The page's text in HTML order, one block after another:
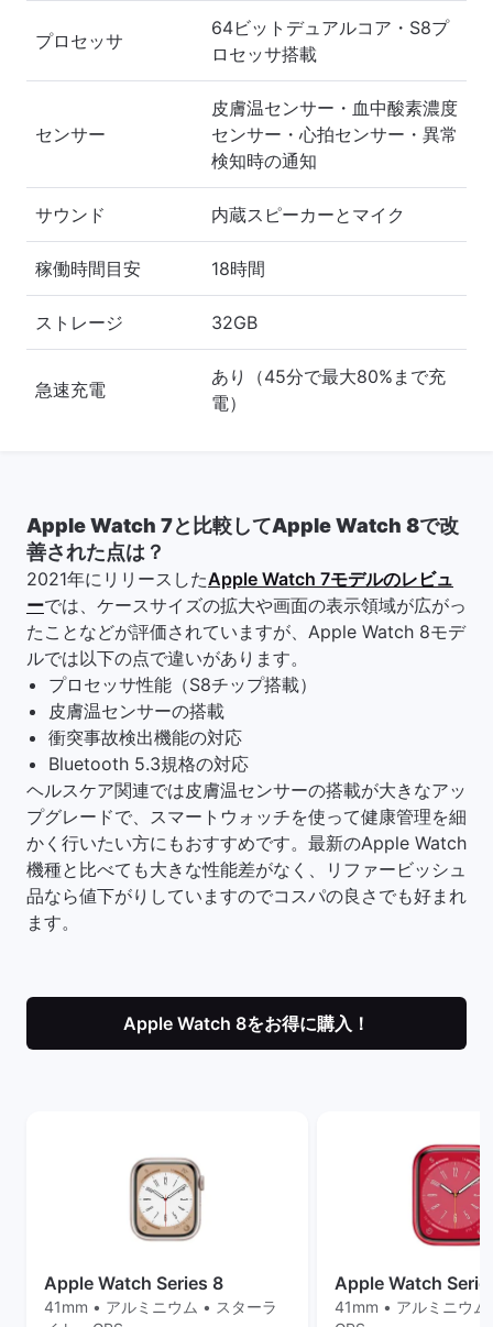
プロセッサ
64ビットデュアルコア・S8プ
ロセッサ搭載
センサー
皮膚温センサー・血中酸素濃度
センサー・心拍センサー・異常
検知時の通知
サウンド 内蔵スピーカーとマイク
稼働時間目安 18時間
ストレージ 32GB
急速充電
あり（45分で最大80%まで充
電）
Apple Watch 7と比較してApple Watch 8で改
善された点は？
2021年にリリースしたApple Watch 7モデルのレビュ
ーでは、ケースサイズの拡大や画面の表示領域が広がっ
たことなどが評価されていますが、Apple Watch 8モデ
ルでは以下の点で違いがあります。
プロセッサ性能（S8チップ搭載）
皮膚温センサーの搭載
衝突事故検出機能の対応
Bluetooth 5.3規格の対応
ヘルスケア関連では皮膚温センサーの搭載が大きなアッ
プグレードで、スマートウォッチを使って健康管理を細
かく行いたい方にもおすすめです。最新のApple Watch
機種と比べても大きな性能差がなく、リファービッシュ
品なら値下がりしていますのでコスパの良さでも好まれ
ます。
Apple Watch 8をお得に購入！
Apple Watch Series 8
41mm • アルミニウム • スターラ
Apple Watch
41mm • アルミニウ